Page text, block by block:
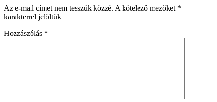
Az e-mail címet nem tesszük közzé. A kötelező mezőket *
karakterrel jelöltük
Hozzászólás *